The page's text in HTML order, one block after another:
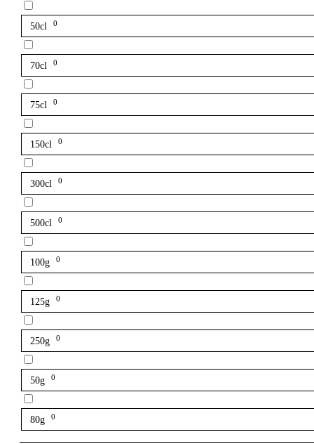
50cl 0
70cl 0
75cl 0
150cl 0
300cl 0
500cl 0
100g 0
125g 0
250g 0
50g 0
80g 0